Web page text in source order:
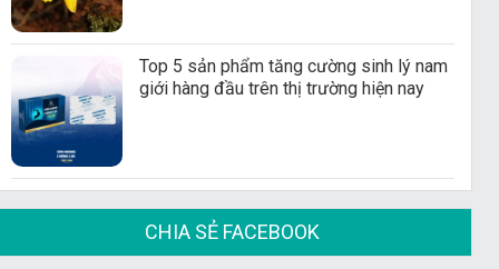
Top 5 sản phẩm tăng cường sinh lý nam
giới hàng đầu trên thị trường hiện nay
CHIA SẺ FACEBOOK